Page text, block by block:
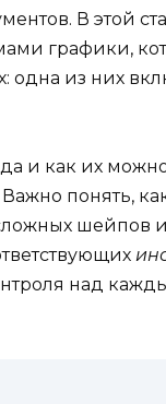
В этой
графики,
одна из них
и как их
понять,
шейпов
над